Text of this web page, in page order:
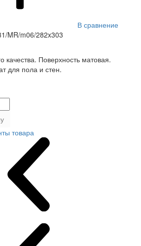
В сравнение
MR/m06/282x303
качества. Поверхность матовая.
для пола и стен.
товара